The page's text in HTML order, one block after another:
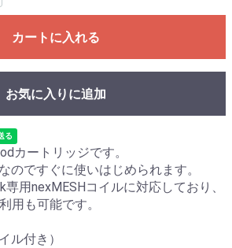
カートに入れる
お気に入りに追加
カートリッジです。
のですぐに使いはじめられます。
用nexMESHコイルに対応しており、
用も可能です。
ル付き）